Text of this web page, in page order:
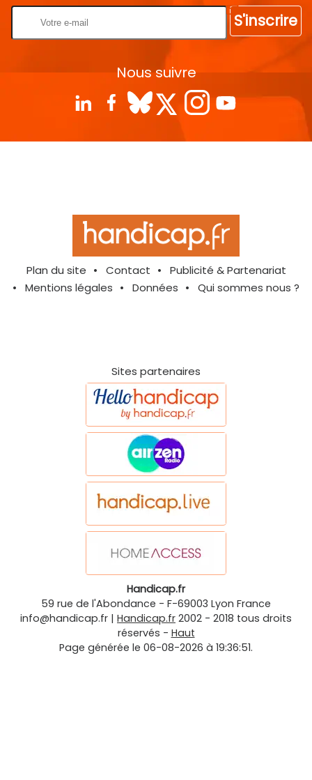
S'inscrire
Nous suivre
Plan du site Contact
Publicité & Partenariat
Mentions légales
Données Qui sommes nous ?
Sites partenaires
Handicap.fr
59 rue de l'Abondance - F-69003 Lyon France
info@handicap.fr | Handicap.fr 2002 - 2018 tous droits
réservés - Haut
Page générée le 06-08-2026 à 19:36:51.